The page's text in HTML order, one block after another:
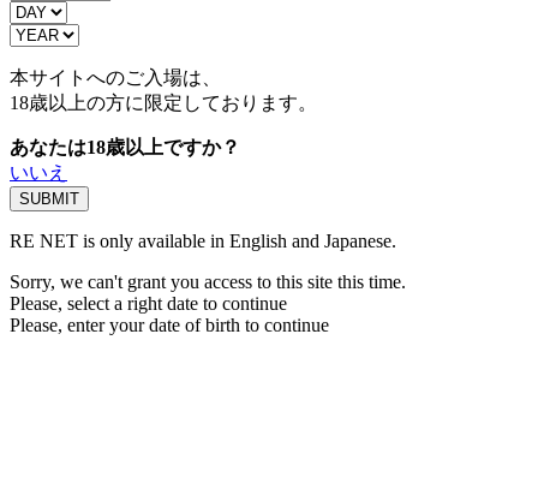
本サイトへのご入場は、
18歳以上の方に限定しております。
あなたは18歳以上ですか？
いいえ
RE NET is only available in English and Japanese.
Sorry, we can't grant you access to this site this time.
Please, select a right date to continue
Please, enter your date of birth to continue